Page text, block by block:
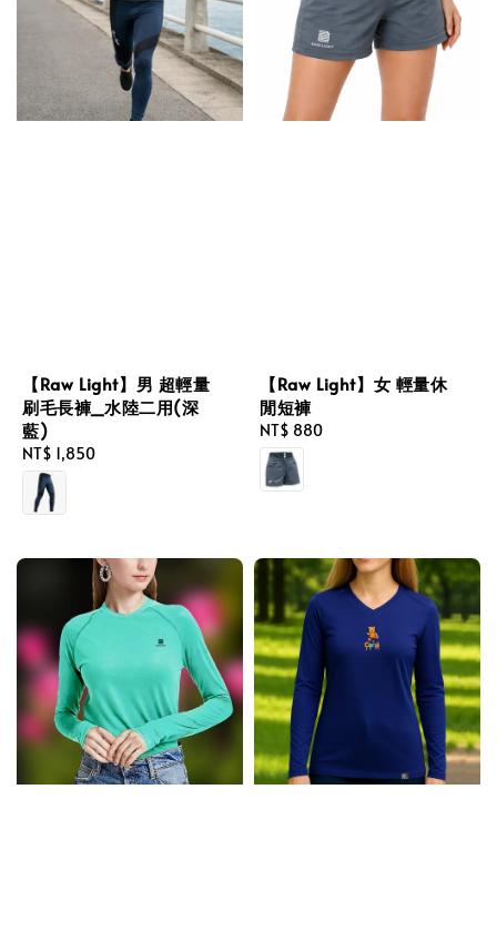
【Raw Light】男 超輕量
刷毛長褲_水陸二用(深
藍)
Regular
price
NT$ 1,850
【Raw Light】女 輕量休
閒短褲
Regular
price
NT$ 880